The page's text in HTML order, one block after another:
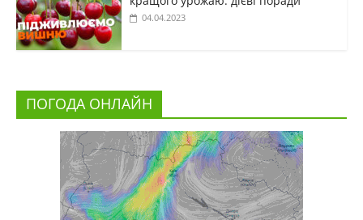
04.04.2023
ПОГОДА ОНЛАЙН